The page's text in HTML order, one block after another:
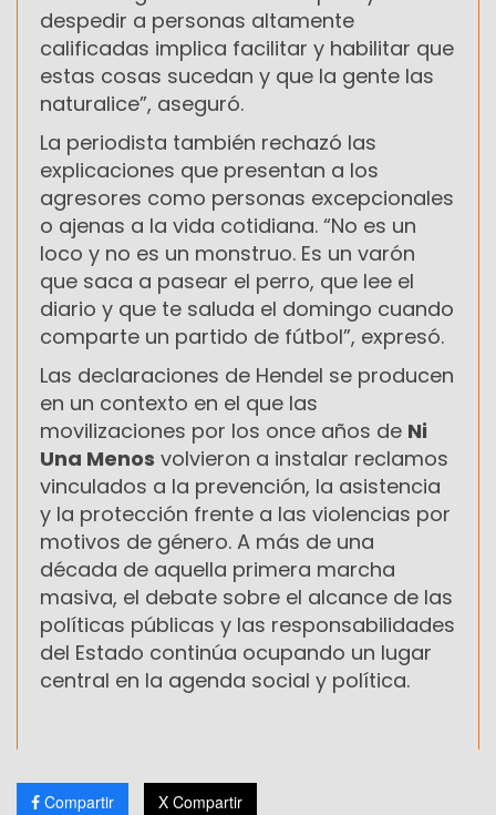
despedir a personas altamente
calificadas implica facilitar y habilitar que
estas cosas sucedan y que la gente las
naturalice”, aseguró.
La periodista también rechazó las
explicaciones que presentan a los
agresores como personas excepcionales
o ajenas a la vida cotidiana. “No es un
loco y no es un monstruo. Es un varón
que saca a pasear el perro, que lee el
diario y que te saluda el domingo cuando
comparte un partido de fútbol”, expresó.
Las declaraciones de Hendel se producen
en un contexto en el que las
movilizaciones por los once años de Ni
Una Menos volvieron a instalar reclamos
vinculados a la prevención, la asistencia
y la protección frente a las violencias por
motivos de género. A más de una
década de aquella primera marcha
masiva, el debate sobre el alcance de las
políticas públicas y las responsabilidades
del Estado continúa ocupando un lugar
central en la agenda social y política.
Compartir X Compartir